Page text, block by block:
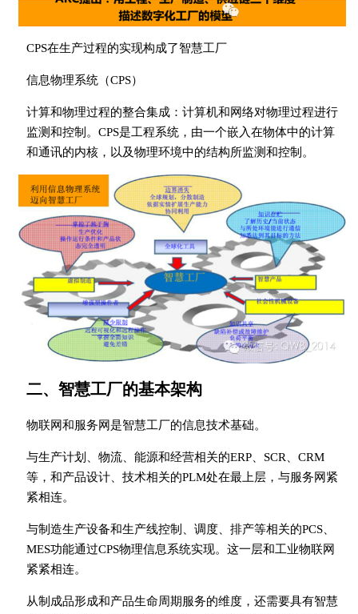
CPS在生产过程的实现构成了智慧工厂
信息物理系统（CPS）
计算和物理过程的整合集成：计算机和网络对物理过程进行
监测和控制。CPS是工程系统，由一个嵌入在物体中的计算
和通讯的内核，以及物理环境中的结构所监测和控制。
二、智慧工厂的基本架构
物联网和服务网是智慧工厂的信息技术基础。
与生产计划、物流、能源和经营相关的ERP、SCR、CRM
等，和产品设计、技术相关的PLM处在最上层，与服务网紧
紧相连。
与制造生产设备和生产线控制、调度、排产等相关的PCS、
MES功能通过CPS物理信息系统实现。这一层和工业物联网
紧紧相连。
从制成品形成和产品生命周期服务的维度，还需要具有智慧